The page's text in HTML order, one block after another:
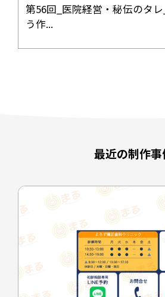
第56回_医院経営・秘伝のタ
う作...
最近の制作事